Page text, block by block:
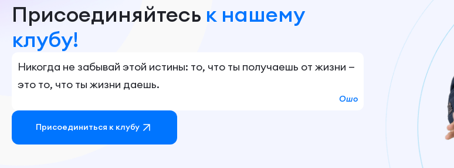
Присоединяйтесь к нашему
клубу!
Никогда не забывай этой истины: то, что ты получаешь от жизни —
это то, что ты жизни даешь.
Ошо
Присоединиться к клубу